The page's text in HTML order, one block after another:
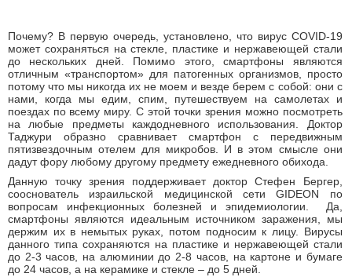
Почему? В первую очередь, установлено, что вирус COVID-19
может сохраняться на стекле, пластике и нержавеющей стали
до нескольких дней. Помимо этого, смартфоны являются
отличным «транспортом» для патогенных организмов, просто
потому что мы никогда их не моем и везде берем с собой: они с
нами, когда мы едим, спим, путешествуем на самолетах и
поездах по всему миру. С этой точки зрения можно посмотреть
на любые предметы каждодневного использования. Доктор
Таджури образно сравнивает смартфон с передвижным
пятизвездочным отелем для микробов. И в этом смысле они
дадут фору любому другому предмету ежедневного обихода.
Данную точку зрения поддерживает доктор Стефен Бергер,
сооснователь израильской медицинской сети GIDEON по
вопросам инфекционных болезней и эпидемиологии. Да,
смартфоны являются идеальным источником заражения, мы
держим их в немытых руках, потом подносим к лицу. Вирусы
данного типа сохраняются на пластике и нержавеющей стали
до 2-3 часов, на алюминии до 2-8 часов, на картоне и бумаге
до 24 часов, а на керамике и стекле – до 5 дней.